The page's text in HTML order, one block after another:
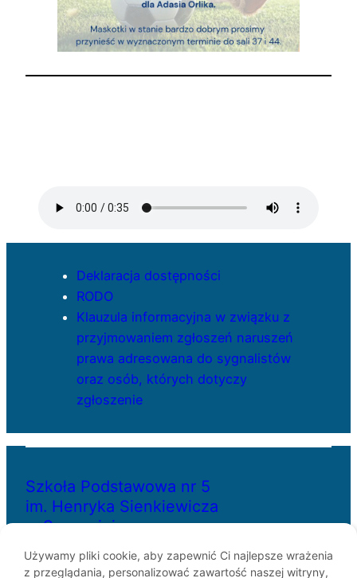
Deklaracja dostępności
RODO
Klauzula informacyjna w związku z
przyjmowaniem zgłoszeń naruszeń
prawa adresowana do sygnalistów
oraz osób, których dotyczy
zgłoszenie
Szkoła Podstawowa nr 5
im. Henryka Sienkiewicza
w Szczecinie
Używamy pliki cookie, aby zapewnić Ci najlepsze wrażenia
z przeglądania, personalizować zawartość naszej witryny,